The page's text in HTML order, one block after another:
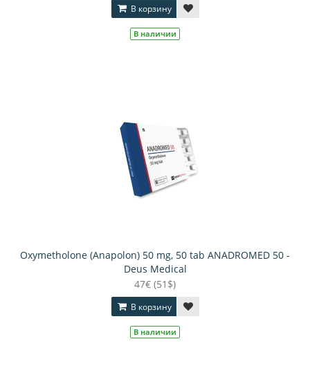
В корзину
В наличии
Oxymetholone (Anapolon) 50 mg, 50 tab ANADROMED 50 -
Deus Medical
47€ (51$)
В корзину
В наличии